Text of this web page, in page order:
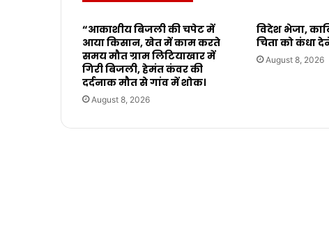
“आकाशीय बिजली की चपेट में
आया किसान, खेत में काम करते
समय मौत ग्राम लिटियाखार में
गिरी बिजली, हेमंत कंवर की
दर्दनाक मौत से गांव में शोक।
August 8, 2026
विदेश भेजा,
चिता को कंधा
August 8, 2026